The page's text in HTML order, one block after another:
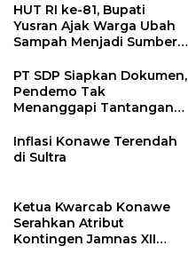
HUT RI ke-81, Bupati
Yusran Ajak Warga Ubah
Sampah Menjadi Sumber
PT SDP Siapkan Dokumen,
Pendemo Tak
Menanggapi Tantangan
Inflasi Konawe Terendah
di Sultra
Ketua Kwarcab Konawe
Serahkan Atribut
Kontingen Jamnas XII